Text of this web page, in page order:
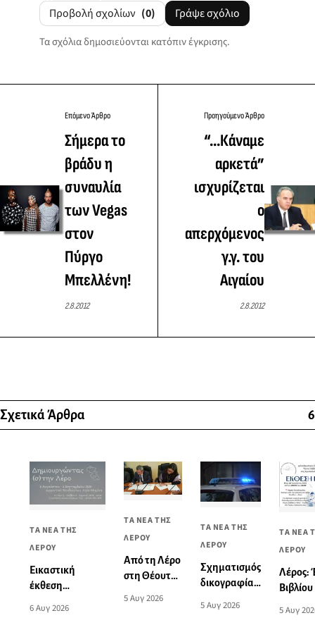
Προβολή σχολίων (0) Γράψε σχόλιο
Τα σχόλια δημοσιεύονται κατόπιν έγκρισης.
Επόμενο Άρθρο
Σήμερα το
βράδυ η
συναυλία
των Vegas
στον
Πύργο
Μπελλένη!
2.8.2012
Προηγούμενο Άρθρο
“...Κάναμε
αρκετά”
ισχυρίζεται
ο
απερχόμενος
γ.γ. του
Αιγαίου
2.8.2012
Σχετικά Άρθρα 6
ΤΑ ΝΕΑ ΤΗΣ
ΛΕΡΟΥ
Εικαστική
έκθεση
(σ)την Λέρο”
6 Αυγ 2026
ΤΑ ΝΕΑ ΤΗΣ
ΛΕΡΟΥ
Από τη Λέρο
στη Θέουτα:
συμφωνία
5 Αυγ 2026
ΤΑ ΝΕΑ ΤΗΣ
ΛΕΡΟΥ
Σχηματισμός
δικογραφίας
θανατηφόρο
5 Αυγ 2026
ΤΑ ΝΕΑ
ΛΕΡΟΥ
Λέρος:
Βιβλίου
γλυκών
5 Αυγ